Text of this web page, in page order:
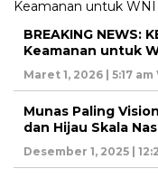
BREAKING NEWS:
Keamanan untuk
Maret 1, 2026 | 5:17 am
Munas Paling
dan Hijau Skala
Desember 1, 2025 |